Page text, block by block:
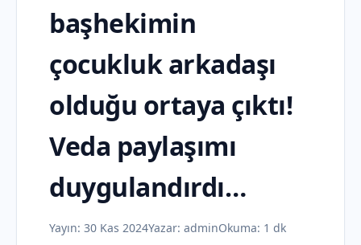
başhekimin
çocukluk arkadaşı
olduğu ortaya çıktı!
Veda paylaşımı
duygulandırdı…
Yayın: 30 Kas 2024Yazar: adminOkuma: 1 dk